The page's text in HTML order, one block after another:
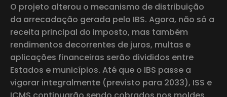
O projeto alterou o mecanismo de distribuição
da arrecadação gerada pelo IBS. Agora, não só a
receita principal do imposto, mas também
rendimentos decorrentes de juros, multas e
aplicações financeiras serão divididos entre
Estados e municípios. Até que o IBS passe a
vigorar integralmente (previsto para 2033), ISS e